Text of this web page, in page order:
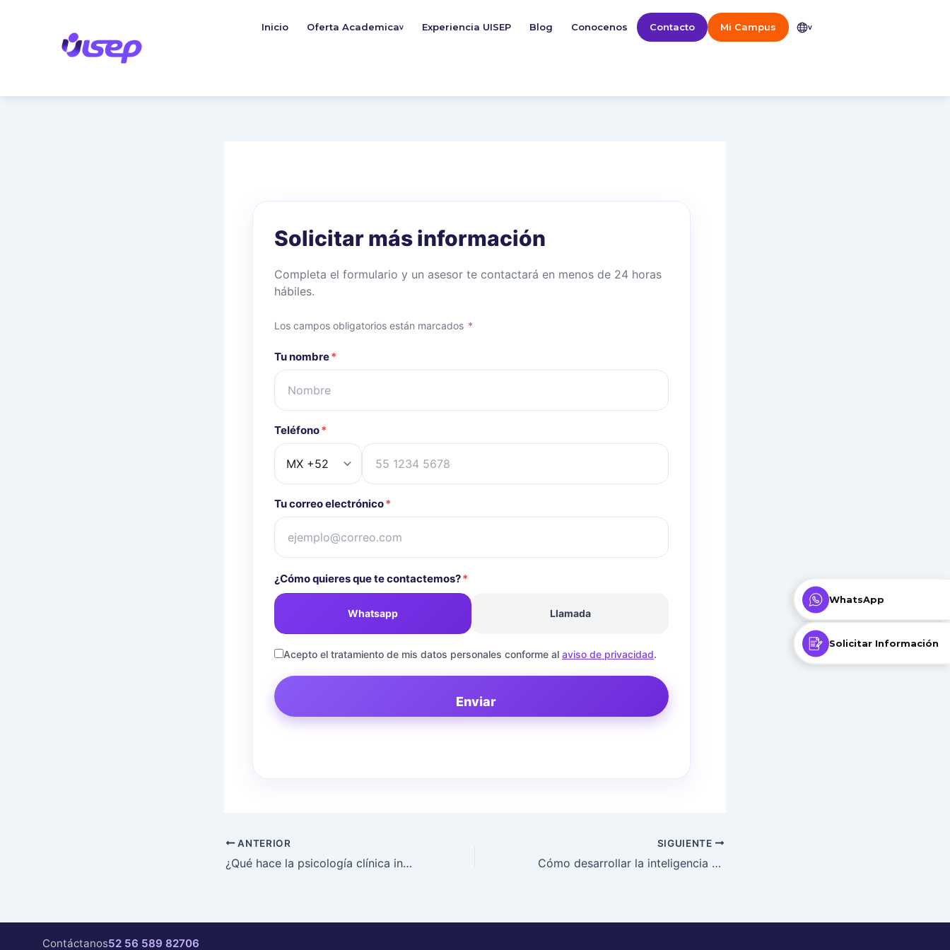
Inicio Oferta Academicav Experiencia UISEP Blog Conocenos Contacto Mi Campus v
Solicitar más información
Completa el formulario y un asesor te contactará en menos de 24 horas
hábiles.
Los campos obligatorios están marcados *
Tu nombre*
Teléfono*
Tu correo electrónico*
¿Cómo quieres que te contactemos?*
Whatsapp Llamada
Acepto el tratamiento de mis datos personales conforme al aviso de privacidad.
Enviar
ANTERIOR
¿Qué hace la psicología clínica infantojuvenil?
SIGUIENTE
Cómo desarrollar la inteligencia emocional y ser más asertivo
Contáctanos52 56 589 82706
WhatsApp
Solicitar Información